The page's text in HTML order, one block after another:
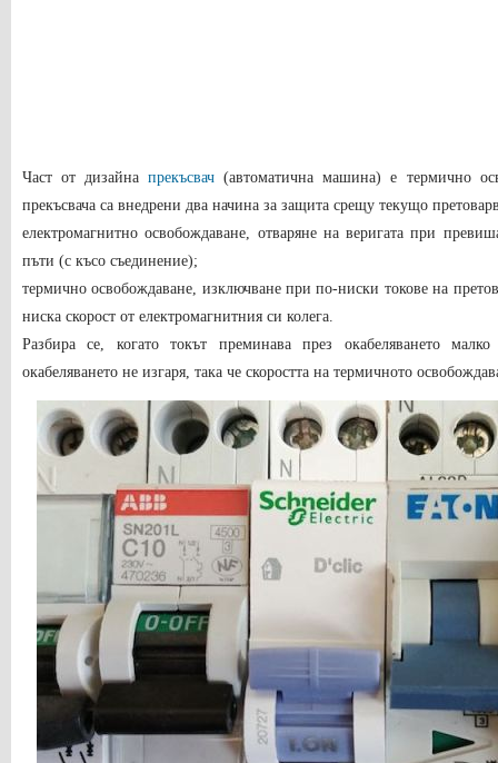
Част от дизайнапрекъсвач (автоматична машина) е термично
прекъсвача са внедрени два начина за защита срещу текущо
електромагнитно освобождаване, отваряне на веригата при
пъти (с късо съединение);
термично освобождаване, изключване при по-ниски токове на
ниска скорост от електромагнитния си колега.
Разбира се, когато токът преминава през окабеляването
окабеляването не изгаря, така че скоростта на термичното